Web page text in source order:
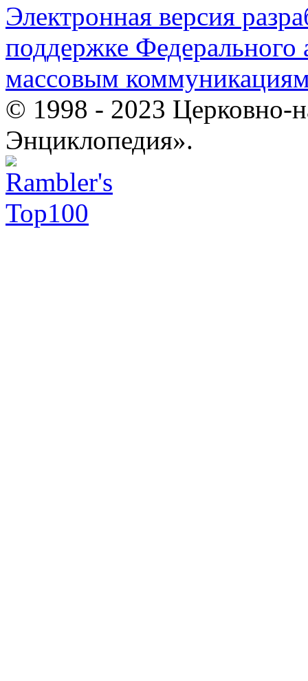
Электронная версия
поддержке Федерального
массовым
© 1998 - 2023 Церковно-
Энциклопедия».